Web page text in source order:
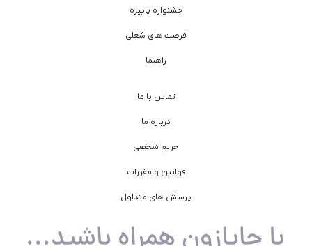
جشنواره پاییزه
فرصت های شغلی
راهنما
تماس با ما
درباره ما
حریم شخصی
قوانین و مقررات
پرسش های متداول